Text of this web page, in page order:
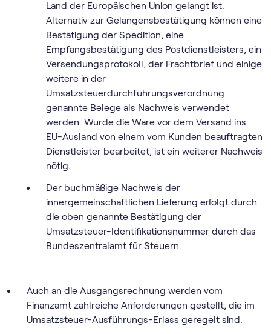
Land der Europäischen Union gelangt ist.
Alternativ zur Gelangensbestätigung können eine
Bestätigung der Spedition, eine
Empfangsbestätigung des Postdienstleisters, ein
Versendungsprotokoll, der Frachtbrief und einige
weitere in der
Umsatzsteuerdurchführungsverordnung
genannte Belege als Nachweis verwendet
werden. Wurde die Ware vor dem Versand ins
EU-Ausland von einem vom Kunden beauftragten
Dienstleister bearbeitet, ist ein weiterer Nachweis
nötig.
Der buchmäßige Nachweis der
innergemeinschaftlichen Lieferung erfolgt durch
die oben genannte Bestätigung der
Umsatzsteuer-Identifikationsnummer durch das
Bundeszentralamt für Steuern.
Auch an die Ausgangsrechnung werden vom
Finanzamt zahlreiche Anforderungen gestellt, die im
Umsatzsteuer-Ausführungs-Erlass geregelt sind.